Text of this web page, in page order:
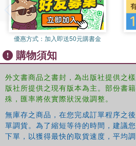
deprivation, officials found repeatedly
for granted.
優惠方式： 加入即送50元購書金
購物須知
外文書商品之書封，為出版社提供之
版社所提供之現有版本為主。部份書
殊，匯率將依實際狀況做調整。
無庫存之商品，在您完成訂單程序之
單調貨。為了縮短等待的時間，建議
下單，以獲得最快的取貨速度，平均